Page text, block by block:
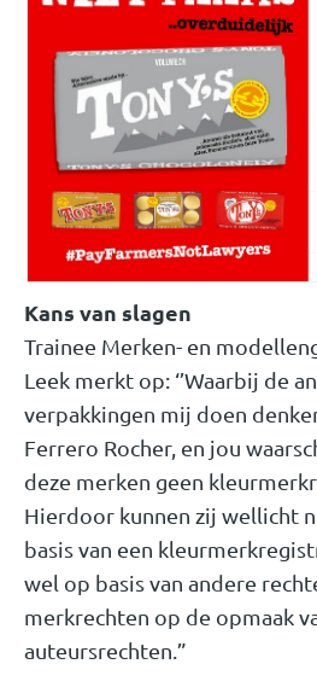
Kans van slagen
Trainee Merken- en
Leek merkt op: ‘’Waarbij de
verpakkingen mij doen
Ferrero Rocher, en jou
deze merken geen
Hierdoor kunnen zij wellicht
basis van een
wel op basis van andere
merkrechten op de opmaak
auteursrechten.”